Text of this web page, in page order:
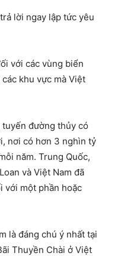
lời ngay lập tức yêu
với các vùng biển
khu vực mà Việt
đường thủy có
nơi có hơn 3 nghìn tỷ
năm. Trung Quốc,
và Việt Nam đã
với một phần hoặc
là đáng chú ý nhất tại
Thuyền Chài ở Việt